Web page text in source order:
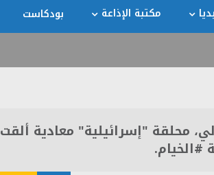
مكتبة الإذاعة بودكاست
محلقة "إسرائيلية" معادية ألقت
#الخيام.